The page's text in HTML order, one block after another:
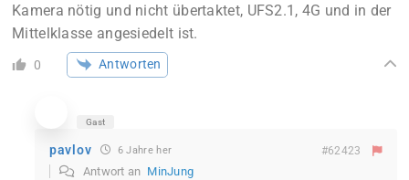
Kamera nötig und nicht übertaktet, UFS2.1, 4G und in der
Mittelklasse angesiedelt ist.
0 Antworten
Gast
pavlov 6 Jahre her #62423
Antwort an MinJung